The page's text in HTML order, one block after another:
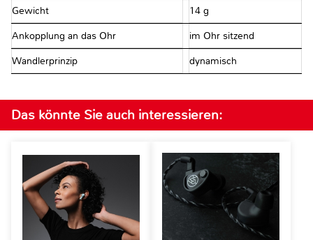
Gewicht 14 g
Ankopplung an das Ohr im Ohr sitzend
Wandlerprinzip dynamisch
Das könnte Sie auch interessieren: